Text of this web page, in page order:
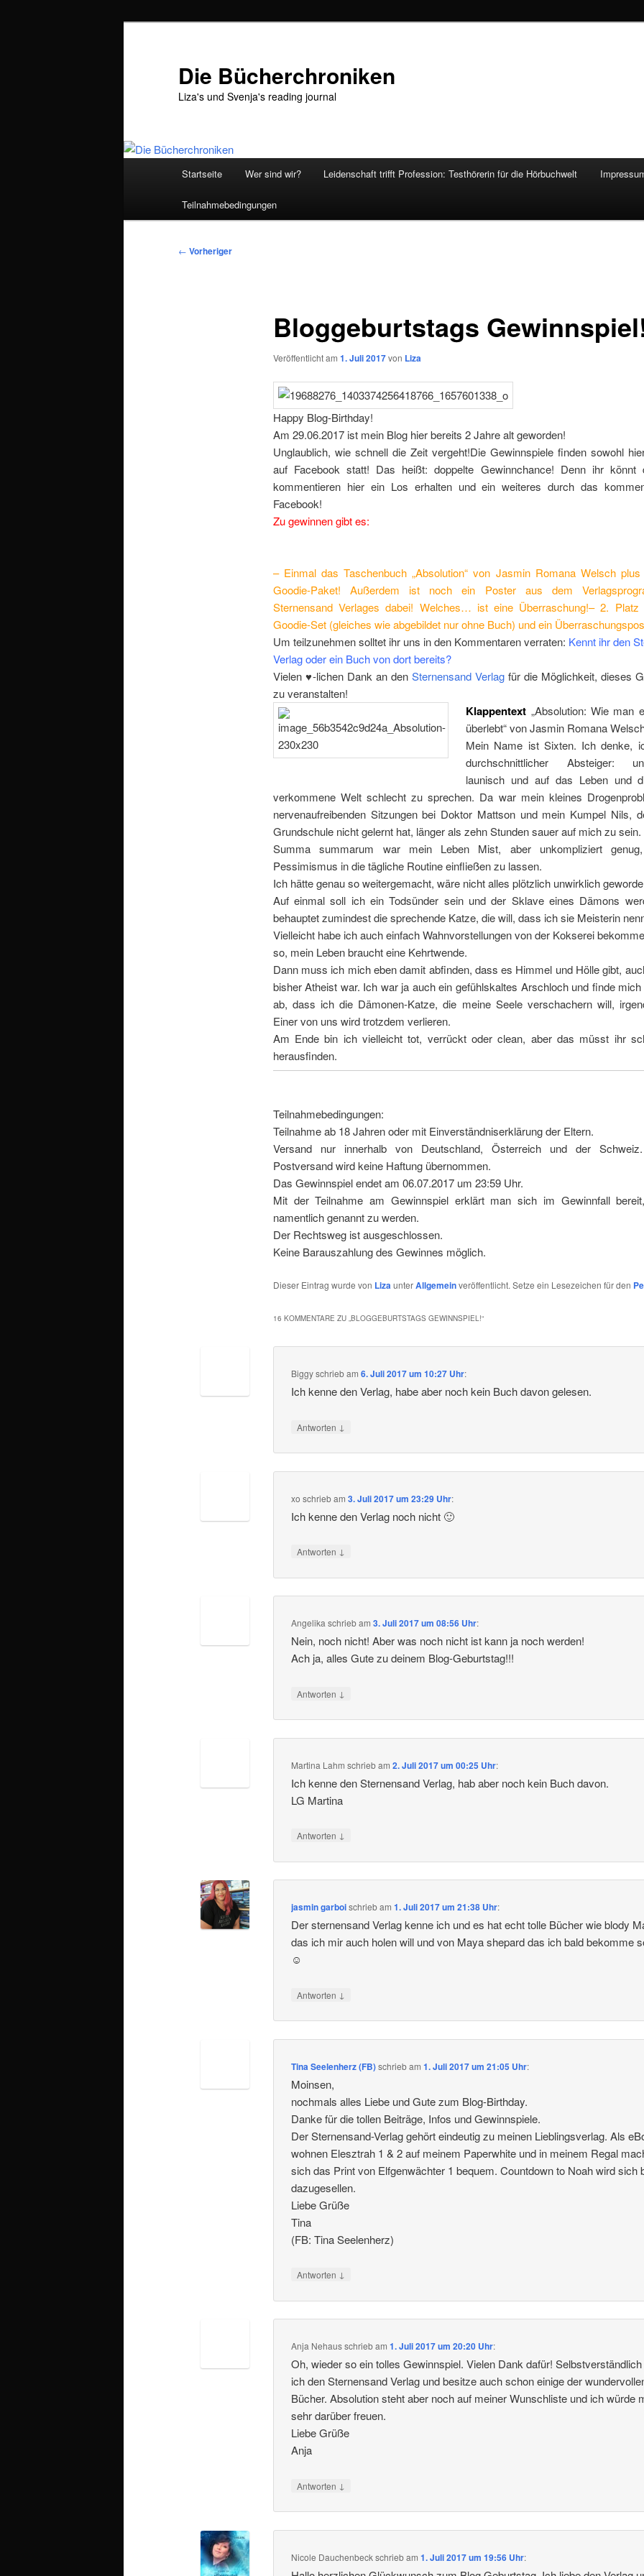
Die Bücherchroniken
Liza's und Svenja's reading journal
Startseite Wer sind wir? Leidenschaft trifft Profession: Testhörerin für die Hörbuchwelt
Teilnahmebedingungen
Beitragsnavigation
← Vorheriger
Bloggeburtstags
Veröffentlicht am 1. Juli 2017von Liza
Happy Blog-Birthday!
Am 29.06.2017 ist mein Blog hier bereits 2 Jahre alt geworden!
Unglaublich, wie schnell die Zeit vergeht!Die Gewinnspiele finden sowohl
auf Facebook statt! Das heißt: doppelte Gewinnchance! Denn ihr könnt
kommentieren hier ein Los erhalten und ein weiteres durch das
Facebook!
Zu gewinnen gibt es:
– Einmal das Taschenbuch „Absolution“ von Jasmin Romana Welsch
Goodie-Paket! Außerdem ist noch ein Poster aus dem
Sternensand Verlages dabei! Welches… ist eine Überraschung!– 2. Platz
Goodie-Set (gleiches wie abgebildet nur ohne Buch) und ein
Um teilzunehmen solltet ihr uns in den Kommentaren verraten: Kennt ihr den
Verlag oder ein Buch von dort bereits?
Vielen ♥-lichen Dank an den Sternensand Verlag für die Möglichkeit, dieses
zu veranstalten!
Klappentext „Absolution: Wie man
überlebt“ von Jasmin Romana
Mein Name ist Sixten. Ich denke,
durchschnittlicher Absteiger:
launisch und auf das Leben und
verkommene Welt schlecht zu sprechen. Da war mein kleines
nervenaufreibenden Sitzungen bei Doktor Mattson und mein Kumpel Nils,
Grundschule nicht gelernt hat, länger als zehn Stunden sauer auf mich zu sein.
Summa summarum war mein Leben Mist, aber unkompliziert
Pessimismus in die tägliche Routine einfließen zu lassen.
Ich hätte genau so weitergemacht, wäre nicht alles plötzlich unwirklich
Auf einmal soll ich ein Todsünder sein und der Sklave eines Dämons
behauptet zumindest die sprechende Katze, die will, dass ich sie Meisterin
Vielleicht habe ich auch einfach Wahnvorstellungen von der Kokserei
so, mein Leben braucht eine Kehrtwende.
Dann muss ich mich eben damit abfinden, dass es Himmel und Hölle gibt,
bisher Atheist war. Ich war ja auch ein gefühlskaltes Arschloch und finde
ab, dass ich die Dämonen-Katze, die meine Seele verschachern will,
Einer von uns wird trotzdem verlieren.
Am Ende bin ich vielleicht tot, verrückt oder clean, aber das müsst ihr
herausfinden.
Teilnahmebedingungen:
Teilnahme ab 18 Jahren oder mit Einverständniserklärung der Eltern.
Versand nur innerhalb von Deutschland, Österreich und der
Postversand wird keine Haftung übernommen.
Das Gewinnspiel endet am 06.07.2017 um 23:59 Uhr.
Mit der Teilnahme am Gewinnspiel erklärt man sich im Gewinnfall
namentlich genannt zu werden.
Der Rechtsweg ist ausgeschlossen.
Keine Barauszahlung des Gewinnes möglich.
Dieser Eintrag wurde von LizaunterAllgemeinveröffentlicht. Setze ein Lesezeichen für den
16 KOMMENTARE ZU „BLOGGEBURTSTAGS GEWINNSPIEL!“
Biggyschriebam6. Juli 2017 um 10:27 Uhr:
Ich kenne den Verlag, habe aber noch kein Buch davon gelesen.
Antworten ↓
xo schriebam3. Juli 2017 um 23:29 Uhr:
Ich kenne den Verlag noch nicht 🙂
Antworten ↓
Angelikaschriebam3. Juli 2017 um 08:56 Uhr:
Nein, noch nicht! Aber was noch nicht ist kann ja noch werden!
Ach ja, alles Gute zu deinem Blog-Geburtstag!!!
Antworten ↓
Martina Lahm schriebam2. Juli 2017 um 00:25 Uhr:
Ich kenne den Sternensand Verlag, hab aber noch kein Buch davon.
LG Martina
Antworten ↓
jasmin garboischriebam1. Juli 2017 um 21:38 Uhr:
Der sternensand Verlag kenne ich und es hat echt tolle Bücher wie blody
das ich mir auch holen will und von Maya shepard das ich bald bekomme
☺
Antworten ↓
Tina Seelenherz (FB)schriebam1. Juli 2017 um 21:05 Uhr:
Moinsen,
nochmals alles Liebe und Gute zum Blog-Birthday.
Danke für die tollen Beiträge, Infos und Gewinnspiele.
Der Sternensand-Verlag gehört eindeutig zu meinen Lieblingsverlag. Als
wohnen Elesztrah 1 & 2 auf meinem Paperwhite und in meinem Regal
sich das Print von Elfgenwächter 1 bequem. Countdown to Noah wird sich
dazugesellen.
Liebe Grüße
Tina
(FB: Tina Seelenherz)
Antworten ↓
Anja Nehausschriebam1. Juli 2017 um 20:20 Uhr:
Oh, wieder so ein tolles Gewinnspiel. Vielen Dank dafür!
ich den Sternensand Verlag und besitze auch schon einige der
Bücher. Absolution steht aber noch auf meiner Wunschliste und ich würde
sehr darüber freuen.
Liebe Grüße
Anja
Antworten ↓
Nicole Dauchenbeckschriebam1. Juli 2017 um 19:56 Uhr: